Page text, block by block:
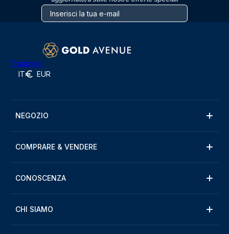
Trustpilot
IT EUR
NEGOZIO
COMPRARE & VENDERE
CONOSCENZA
CHI SIAMO